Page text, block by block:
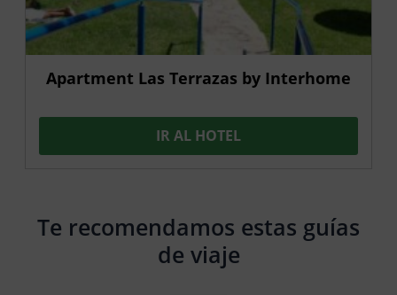
Apartment Las Terrazas by Interhome
IR AL HOTEL
Te recomendamos estas guías
de viaje